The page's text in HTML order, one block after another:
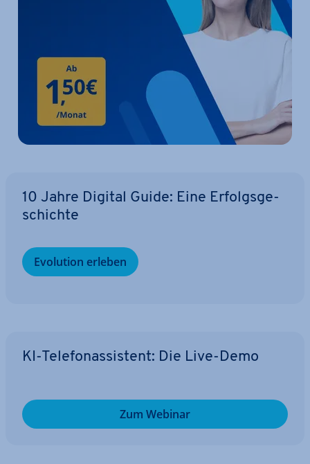
10 Jahre Digital Guide: Eine Er­folgs­ge­
schich­te
Evolution erleben
KI-Te­le­fon­as­sis­tent: Die Live-Demo
Zum Webinar